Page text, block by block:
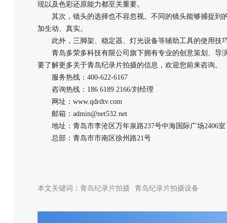
现以及色彩还原能力都至关重要。
其次，镜头的选择也不容忽视。不同的镜头能够捕捉到
加生动、真实。
此外，三脚架、稳定器、灯光设备等辅助工具的使用技
青岛多荣多科技有限公司旗下拥有专业的创意策划、导
要了解更多关于青岛纪录片拍摄的信息，欢迎您前来咨询。
服务热线：400-622-6167
咨询热线：186 6189 2166/刘经理
网址：www.qdrdtv.com
邮箱：admin@net532.net
地址：青岛市李沧区万年泉路237号中海国际广场2406室
总部：青岛市市南区徐州路21号
本文关键词： 青岛纪录片拍摄 青岛纪录片拍摄设备